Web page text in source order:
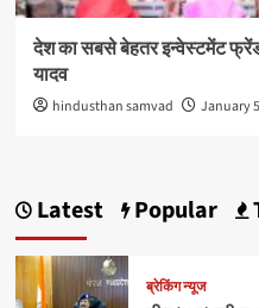
देश का सबसे बेहतर इन्वेस्टमेंट
यादव
hindusthan samvad January
Latest Popular
ब्रेकिंग न्यूज